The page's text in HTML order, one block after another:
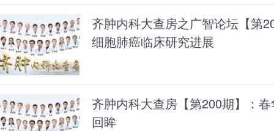
齐肿内科大查房之广智论坛【第
细胞肺癌临床研究进展
齐肿内科大查房【第200期】：
回眸